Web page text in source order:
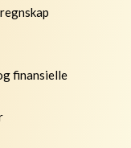
finansielle